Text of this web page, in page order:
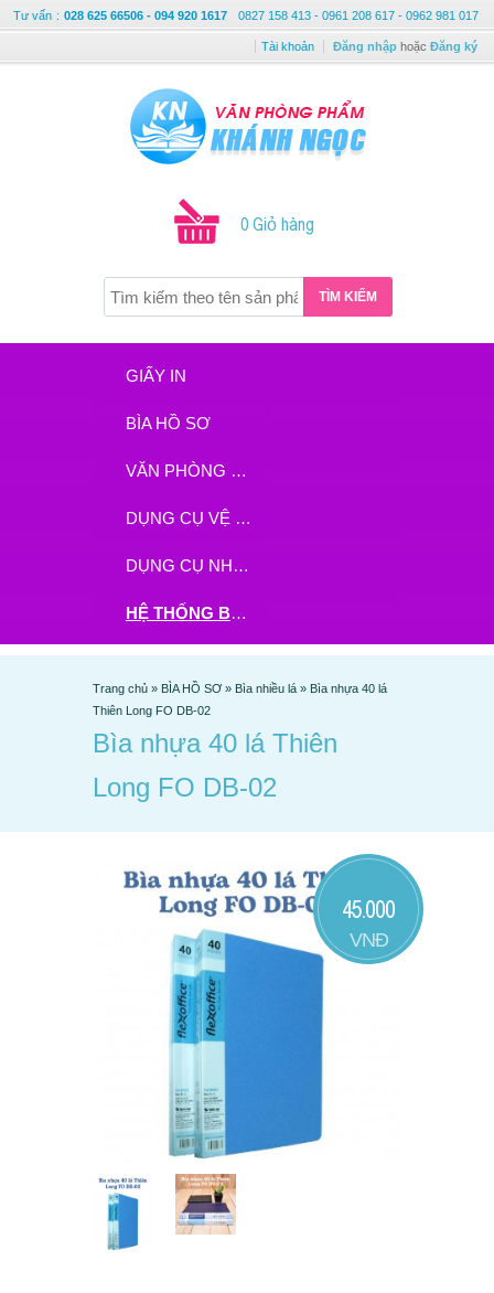
Tư vấn : 028 625 66506 - 094 920 1617 0827 158 413 - 0961 208 617 - 0962 981 017
Tài khoản Đăng nhập hoặc Đăng ký
0 Giỏ hàng
TÌM KIẾM
GIẤY IN
BÌA HỒ SƠ
VĂN PHÒNG PHẨM
DỤNG CỤ VỆ SINH
DỤNG CỤ NHÀ BẾP
HỆ THỐNG BHX - TGDĐ ĐẶT HÀNG TẠI ĐÂY
Trang chủ » BÌA HỒ SƠ » Bìa nhiều lá » Bìa nhựa 40 lá
Thiên Long FO DB-02
Bìa nhựa 40 lá Thiên
Long FO DB-02
45.000
VNĐ